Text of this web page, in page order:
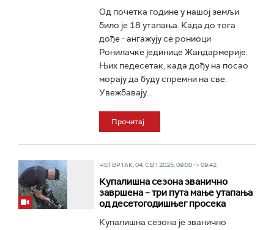
Од почетка године у нашој земљи
било је 18 утапања. Када до тога
дође - ангажују се рониоци
Ронилачке јединице Жандармерије.
Њих педесетак, када дођу на посао
морају да буду спремни на све.
Увежбавају...
Прочитај
ЧЕТВРТАК, 04. СЕП 2025, 09:00 -> 09:42
Купалишна сезона званично
завршена – три пута мање утапања
од десетогодишњег просека
Купалишна сезона је званично